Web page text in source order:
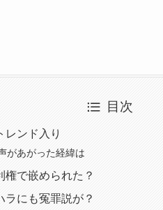
目次
レンド入り
があがった経緯は
権で嵌められた？
ラにも冤罪説が？